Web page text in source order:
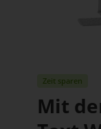
Zeit sparen
Mit